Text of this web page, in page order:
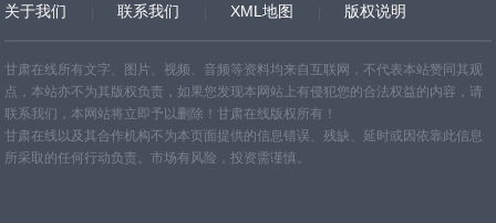
关于我们 联系我们 XML地图 版权说明
网站地图 TXT
甘肃在线所有文字、图片、视频、音频等资料均来自互联网，不代表本站赞同其观
点，本站亦不为其版权负责，如果您发现本网站上有侵犯您的合法权益的内容，请
联系我们，本网站将立即予以删除！甘肃在线版权所有！
甘肃在线以及其合作机构不为本页面提供的信息错误、残缺、延时或因依靠此信息
所采取的任何行动负责。市场有风险，投资需谨慎。